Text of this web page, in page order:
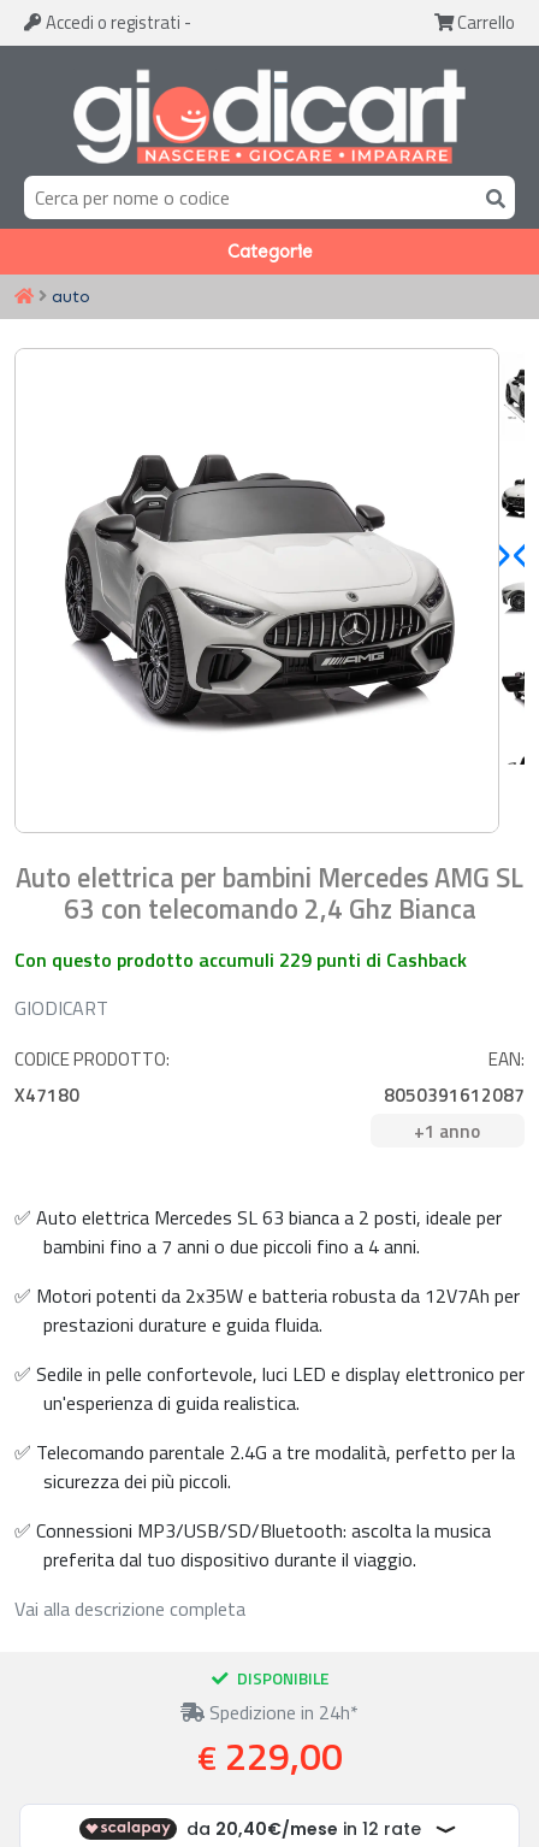
Accedi o registrati - Carrello
Categorie
auto
Auto elettrica per bambini Mercedes AMG SL
63 con telecomando 2,4 Ghz Bianca
Con questo prodotto accumuli 229 punti di Cashback
GIODICART
CODICE PRODOTTO:
X47180
EAN:
8050391612087
+1 anno
✅ Auto elettrica Mercedes SL 63 bianca a 2 posti, ideale per
bambini fino a 7 anni o due piccoli fino a 4 anni.
✅ Motori potenti da 2x35W e batteria robusta da 12V7Ah per
prestazioni durature e guida fluida.
✅ Sedile in pelle confortevole, luci LED e display elettronico per
un'esperienza di guida realistica.
✅ Telecomando parentale 2.4G a tre modalità, perfetto per la
sicurezza dei più piccoli.
✅ Connessioni MP3/USB/SD/Bluetooth: ascolta la musica
preferita dal tuo dispositivo durante il viaggio.
Vai alla descrizione completa
DISPONIBILE
Spedizione in 24h*
€ 229,00